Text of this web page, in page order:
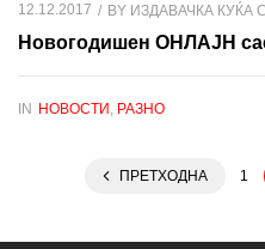
12.12.2017 BY ИЗДАВАЧКА КУЌА
Новогодишен ОНЛАЈН
IN НОВОСТИ РАЗНО
ПРЕТХОДНА 1